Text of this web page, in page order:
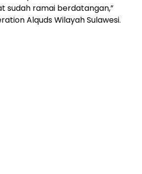
sudah ramai berdatangan,”
Alquds Wilayah Sulawesi.